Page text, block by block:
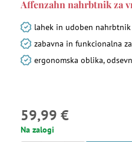
Affenzahn nahrbtnik za
lahek in udoben
zabavna in funkcionalna
ergonomska oblika,
59,99 €
Na zalogi